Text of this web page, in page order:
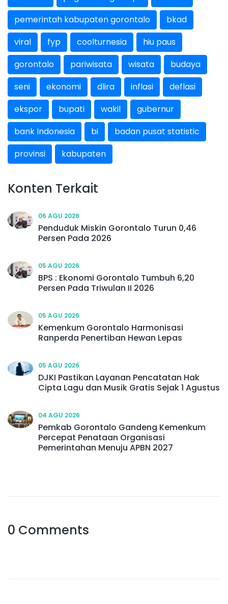
pemerintah kabupaten gorontalo
bkad
viral
fyp coolturnesia
hiu paus
gorontalo
pariwisata wisata
budaya
seni
ekonomi dlira inflasi
deflasi
ekspor
bupati wakil
gubernur
bank Indonesia
bi
badan pusat statistic
provinsi
kabupaten
Konten Terkait
06 AGU 2026
Penduduk Miskin Gorontalo Turun 0,46
Persen Pada 2026
05 AGU 2026
BPS : Ekonomi Gorontalo Tumbuh 6,20
Persen Pada Triwulan II 2026
05 AGU 2026
Kemenkum Gorontalo Harmonisasi
Ranperda Penertiban Hewan Lepas
05 AGU 2026
DJKI Pastikan Layanan Pencatatan Hak
Cipta Lagu dan Musik Gratis Sejak 1 Agustus
04 AGU 2026
Pemkab Gorontalo Gandeng Kemenkum
Percepat Penataan Organisasi
Pemerintahan Menuju APBN 2027
0 Comments